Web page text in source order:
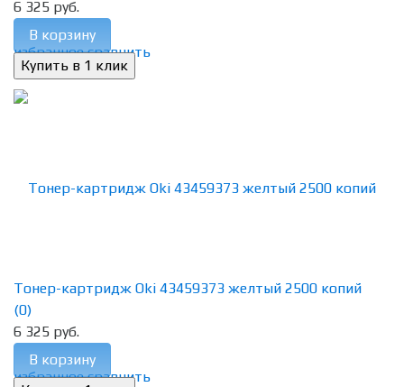
избранное сравнить
6 325 руб.
В корзину
избранное сравнить
Тонер-картридж Oki 43459373 желтый 2500 копий
(0)
6 325 руб.
В корзину